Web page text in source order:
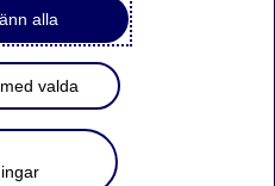
alla
valda